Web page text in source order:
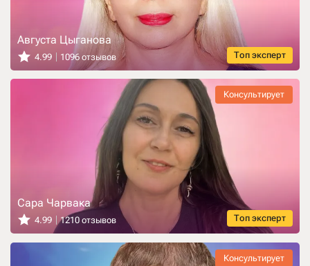
Топ эксперт
Августа Цыганова
4.99 1096 отзывов
Консультирует
Топ эксперт
Сара Чарвака
4.99 1210 отзывов
Консультирует